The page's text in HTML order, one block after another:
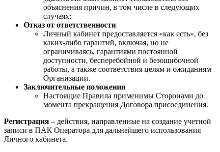
объяснения причин, в том числе в следующих
случаях:
Отказ от ответственности
Личный кабинет предоставляется «как есть», без
каких-либо гарантий, включая, но не
ограничиваясь, гарантиями постоянной
доступности, бесперебойной и безошибочной
работы, а также соответствия целям и ожиданиям
Организации.
Заключительные положения
Настоящие Правила применимы Сторонами до
момента прекращения Договора присоединения.
Регистрация – действия, направленные на создание учетной
записи в ПАК Оператора для дальнейшего использования
Личного кабинета.